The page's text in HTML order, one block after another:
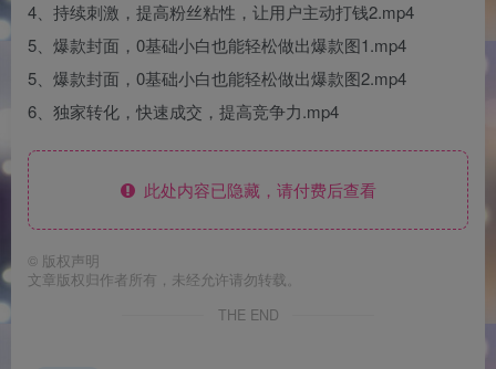
4、持续刺激，提高粉丝粘性，让用户主动打钱2.mp4
5、爆款封面，0基础小白也能轻松做出爆款图1.mp4
5、爆款封面，0基础小白也能轻松做出爆款图2.mp4
6、独家转化，快速成交，提高竞争力.mp4
此处内容已隐藏，请付费后查看
© 版权声明
文章版权归作者所有，未经允许请勿转载。
THE END